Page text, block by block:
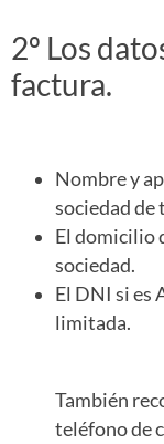
2º Los
factura.
Nombre y
sociedad de
El domicilio
sociedad.
El DNI si es
limitada.
También
teléfono de